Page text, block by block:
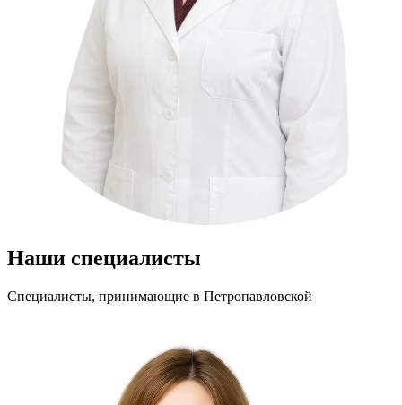
Наши специалисты
Специалисты, принимающие в Петропавловской